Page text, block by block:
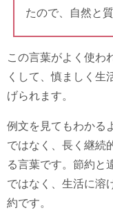
たので、自然と
この言葉がよく使わ
くして、慎ましく生
げられます。
例文を見てもわかる
ではなく、長く継続
る言葉です。節約と
ではなく、生活に溶
約です。